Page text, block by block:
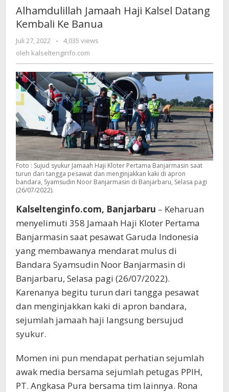
Haji
Kalsel
Datang
Kembali
Banua
Alhamdulillah Jamaah Haji Kalsel Datang
Kembali Ke Banua
Juli 27, 2022
oleh
kalseltenginfo.com
-
4,035 views
oleh kalseltenginfo.com
Foto : Sujud syukur Jamaah Haji Kloter Pertama Banjarmasin saat
turun dari tangga pesawat dan menginjakkan kaki di apron
bandara, Syamsudin Noor Banjarmasin di Banjarbaru, Selasa pagi
(26/07/2022).
Kalseltenginfo.com, Banjarbaru – Keharuan
menyelimuti 358 Jamaah Haji Kloter Pertama
Banjarmasin saat pesawat Garuda Indonesia
yang membawanya mendarat mulus di
Bandara Syamsudin Noor Banjarmasin di
Banjarbaru, Selasa pagi (26/07/2022).
Karenanya begitu turun dari tangga pesawat
dan menginjakkan kaki di apron bandara,
sejumlah jamaah haji langsung bersujud
syukur.
Momen ini pun mendapat perhatian sejumlah
awak media bersama sejumlah petugas PPIH,
PT. Angkasa Pura bersama tim lainnya. Rona